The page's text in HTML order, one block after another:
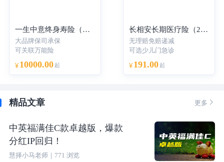
一生中意终身寿险（分红型）-年交
大品牌保司承保
可关联万能险
¥ 10000.00 起
长相安长期医疗险（20年保证续保）—个人版
无理赔免赔递减
可选少儿门急诊
¥ 191.00 起
精品文章 更多 
中英福满佳C款卓越版，爆款
分红IP回归！
慧择小马老师｜ 771 浏览